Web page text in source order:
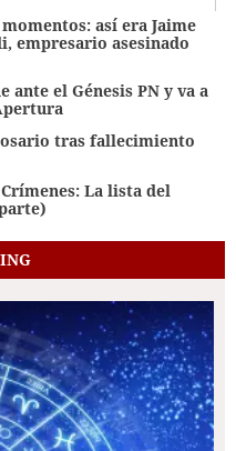
así era Jaime
empresario asesinado
ante el Génesis PN y va a
tras fallecimiento
La lista del